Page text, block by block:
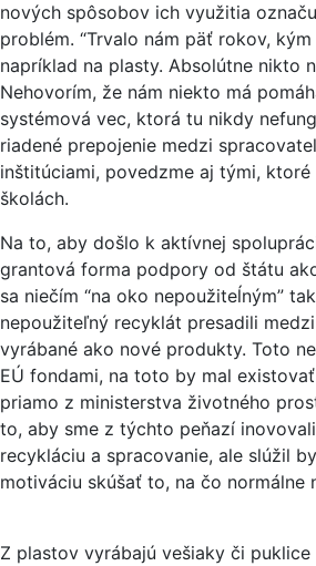
nových spôsobov ich využitia
problém. “Trvalo nám päť rokov,
napríklad na plasty. Absolútne nikto
Nehovorím, že nám niekto má
systémová vec, ktorá tu nikdy
riadené prepojenie medzi
inštitúciami, povedzme aj tými,
školách.
Na to, aby došlo k aktívnej
grantová forma podpory od štátu
sa niečím “na oko nepoužiteĺným”
nepoužiteľný recyklát presadili
vyrábané ako nové produkty. Toto
EÚ fondami, na toto by mal
priamo z ministerstva životného
to, aby sme z týchto peňazí
recykláciu a spracovanie, ale slúžil
motiváciu skúšať to, na čo normálne
Z plastov vyrábajú vešiaky či puklice